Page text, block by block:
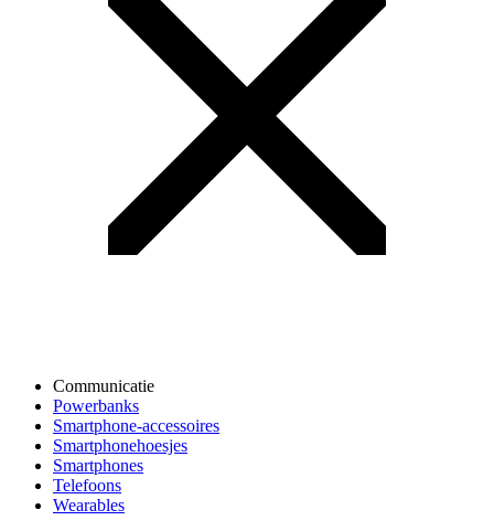
Communicatie
Powerbanks
Smartphone-accessoires
Smartphonehoesjes
Smartphones
Telefoons
Wearables